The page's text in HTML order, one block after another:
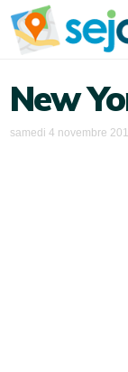
New
samedi 4 novembre